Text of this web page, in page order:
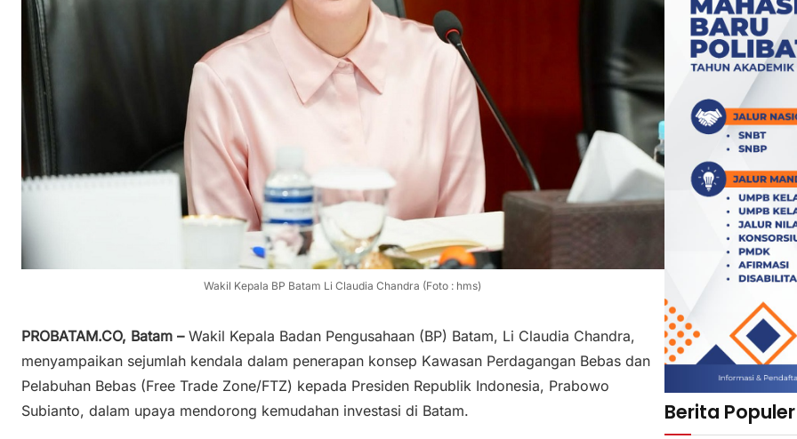
Wakil Kepala BP Batam Li Claudia Chandra (Foto : hms)
PROBATAM.CO, Batam –Wakil Kepala Badan Pengusahaan (BP) Batam, Li Claudia Chandra,
menyampaikan sejumlah kendala dalam penerapan konsep Kawasan Perdagangan Bebas dan
Pelabuhan Bebas (Free Trade Zone/FTZ) kepada Presiden Republik Indonesia, Prabowo
Subianto, dalam upaya mendorong kemudahan investasi di Batam.
Berita Populer